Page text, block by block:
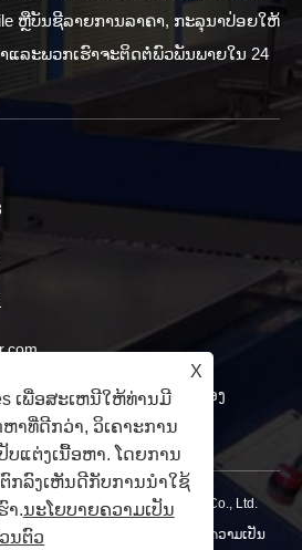
ຫຼື​ບັນ​ຊີ​ລາຍ​ການ​ລາ​ຄາ​, ກະ​ລຸ​ນາ​ປ່ອຍ​ໃຫ້​
ແລະ​ພວກ​ເຮົາ​ຈະ​ຕິດ​ຕໍ່​ພົວ​ພັນ​ພາຍ​ໃນ 24
ຫ້ອງການ, ເມືອງ Jiaozhou, ເມືອງ
ຈີນ
Longchangjie Machinery Co., Ltd.
Sitemap ນະໂຍບາຍຄວາມເປັນ
X
ເພື່ອສະເຫນີໃຫ້ທ່ານມີ
າທີ່ດີກວ່າ, ວິເຄາະການ
ບແຕ່ງເນື້ອຫາ. ໂດຍການ
ກລົງເຫັນດີກັບການນໍາໃຊ້
າ.ນະໂຍບາຍຄວາມເປັນ
ນຕົວ